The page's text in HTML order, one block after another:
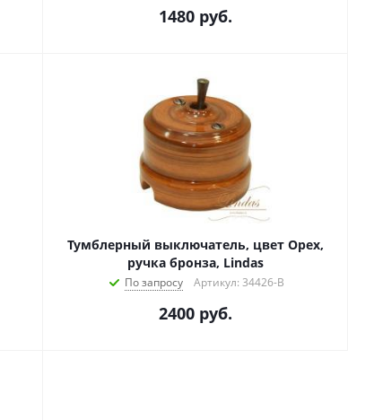
1480 руб.
Тумблерный выключатель, цвет Орех,
ручка бронза, Lindas
По запросу Артикул: 34426-B
2400 руб.